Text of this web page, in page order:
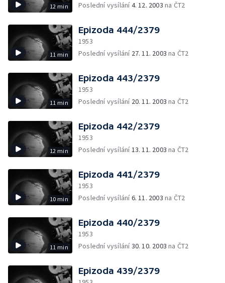
12 min
Poslední vysílání4. 12. 2003 na ČT2
11 min
Epizoda 444/2379
1953
Poslední vysílání 27. 11. 2003 na ČT2
11 min
Epizoda 443/2379
1953
Poslední vysílání 20. 11. 2003 na ČT2
12 min
Epizoda 442/2379
1953
Poslední vysílání13. 11. 2003 na ČT2
10 min
Epizoda 441/2379
1953
Poslední vysílání6. 11. 2003 na ČT2
11 min
Epizoda 440/2379
1953
Poslední vysílání30. 10. 2003 na ČT2
Epizoda 439/2379